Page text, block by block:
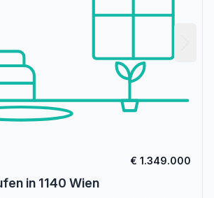
€ 1.349.000
in 1140 Wien